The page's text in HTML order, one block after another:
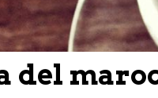
del